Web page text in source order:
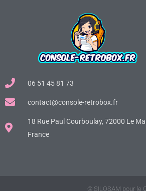
06 51 45 81 73
contact@console-retrobox.fr
18 Rue Paul Courboulay, 72000 Le
France
© SILOSAM pour le